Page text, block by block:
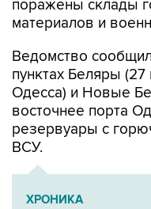
Ведомство
Одесса) и Новые
восточнее порта
резервуары с
ВСУ.
ХРОНИКА
Военная